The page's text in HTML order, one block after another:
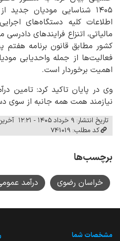
۱۴۰۵ شناسایی مودیان
اطلاعات کلیه دستگاه‌های
مالیاتی، اتنزاع فرایندهای دادرسی
کشور مطابق قانون برنامه هفتم
فعالیت‌ها از جمله واحدیابی
اهمیت برخوردار است.
وی در پایان تاکید کرد: تامین
نیازمند همت همه جانبه از سوی
تاریخ انتشار: ۹ خرداد ۱۴۰۵ - ۱۲:۲۱
آخرین
کد مطلب: 741019
برچسب‌ها
خراسان رضوی درآمد
مشخصات شما